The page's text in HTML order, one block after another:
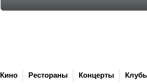
Кино Рестораны Концерты